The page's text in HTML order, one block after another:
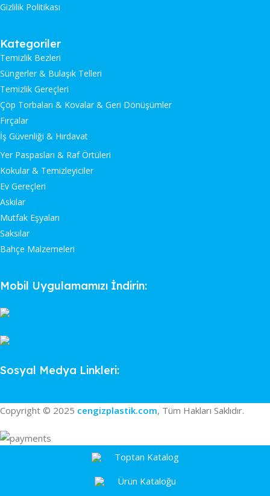
Gizlilik Politikası
Kategoriler
Temizlik Bezleri
Süngerler & Bulaşık Telleri
Temizlik Gereçleri
Çöp Torbaları & Kovalar & Geri Dönüşümler
Fırçalar
İş Güvenliği & Hırdavat
Yer Paspasları & Raf Örtüleri
Kokular & Temizleyiciler
Ev Gereçleri
Askılar
Mutfak Eşyaları
Saksılar
Bahçe Malzemeleri
Mobil Uygulamamızı İndirin:
Sosyal Medya Linkleri:
Copyright © 2025 cengizplastik.com, Tüm Hakları Saklıdır.
Toptan Katalog
Ürün Kataloğu